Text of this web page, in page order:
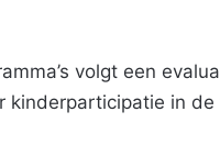
volgt een
kinderparticipatie in